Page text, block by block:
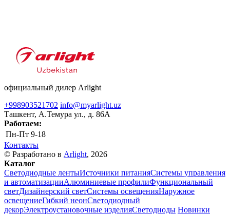
официальный дилер Arlight
+998903521702 info@myarlight.uz
Ташкент, А.Темура ул., д. 86А
Работаем:
Пн-Пт 9-18
Контакты
© Разработано в Arlight, 2026
Каталог
Светодиодные лентыИсточники питанияСистемы управления
и автоматизацииАлюминиевые профилиФункциональный
светДизайнерский светСистемы освещенияНаружное
освещениеГибкий неонСветодиодный
декорЭлектроустановочные изделияСветодиоды Новинки